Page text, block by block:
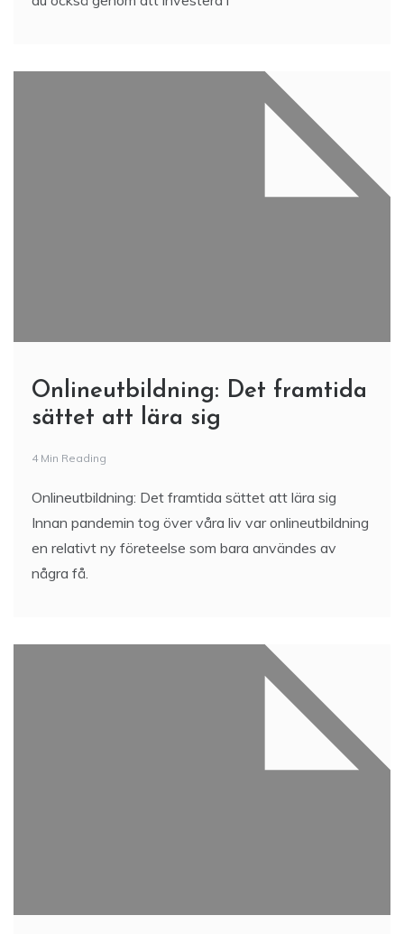
Onlineutbildning: Det framtida
sättet att lära sig
4 Min Reading
Onlineutbildning: Det framtida sättet att lära sig
Innan pandemin tog över våra liv var onlineutbildning
en relativt ny företeelse som bara användes av
några få.